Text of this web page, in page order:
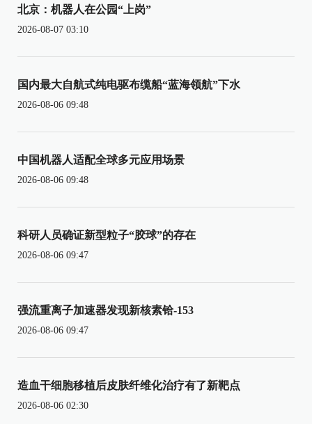
北京：机器人在公园“上岗”
2026-08-07 03:10
国内最大自航式纯电驱布缆船“蓝海领航”下水
2026-08-06 09:48
中国机器人适配全球多元应用场景
2026-08-06 09:48
科研人员确证新型粒子“胶球”的存在
2026-08-06 09:47
强流重离子加速器发现新核素铪-153
2026-08-06 09:47
造血干细胞移植后皮肤纤维化治疗有了新靶点
2026-08-06 02:30